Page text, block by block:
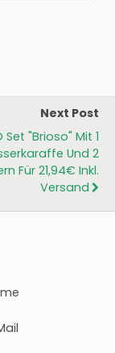
Next Post
Set "Brioso" Mit 1
Und 2
Für 21,94€ Inkl.
Versand